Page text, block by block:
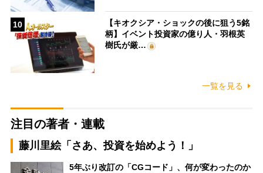
10
【キオクシア・ショックの後に狙う5銘
柄】イベント投資家の億り人・羽根英
樹氏が厳…
一覧を見る
注目の著者・連載
藤川里絵「さあ、投資を始めよう！」
5年ぶり改訂の「CGコード」、何が変わったのか